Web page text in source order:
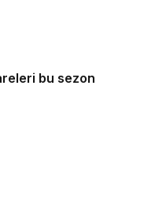
bu sezon